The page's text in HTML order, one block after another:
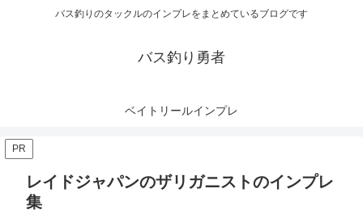
バス釣りのタックルのインプレをまとめているブログです
バス釣り勇者
ベイトリールインプレ
PR
レイドジャパンのザリガニストのインプレ
集